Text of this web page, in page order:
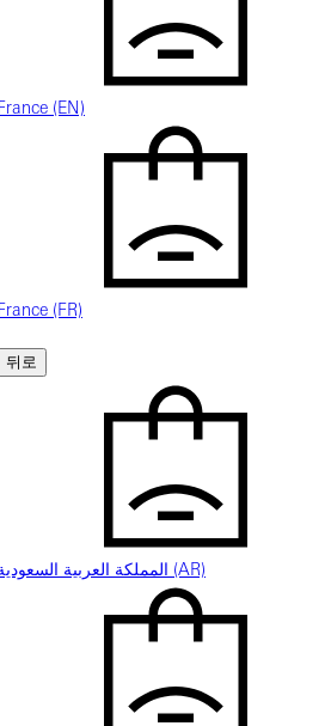
France (EN)
France (FR)
뒤로
المملكة العربية السعودية (AR)